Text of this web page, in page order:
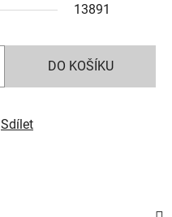
13891
DO KOŠÍKU
Sdílet